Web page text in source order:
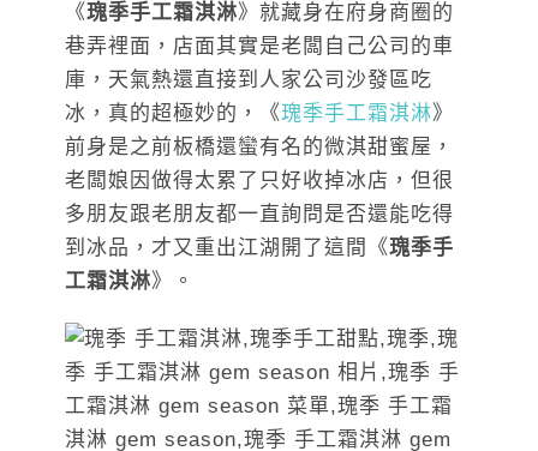
《瑰季手工霜淇淋》就藏身在府身商圈的
巷弄裡面，店面其實是老闆自己公司的車
庫，天氣熱還直接到人家公司沙發區吃
冰，真的超極妙的，《瑰季手工霜淇淋》
前身是之前板橋還蠻有名的微淇甜蜜屋，
老闆娘因做得太累了只好收掉冰店，但很
多朋友跟老朋友都一直詢問是否還能吃得
到冰品，才又重出江湖開了這間《瑰季手
工霜淇淋》。